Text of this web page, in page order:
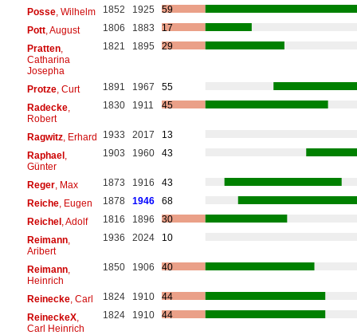
Posse, Wilhelm 1852 1925
59
Pott, August 1806 1883
17
Pratten,
Catharina
Josepha
1821 1895 29
Protze, Curt 1891 1967
55
Radecke,
Robert
1830 1911 45
Ragwitz, Erhard 1933 2017
13
Raphael,
Günter
1903 1960 43
Reger, Max 1873 1916
43
Reiche, Eugen 1878 1946
68
Reichel, Adolf 1816 1896
30
Reimann,
Aribert
1936 2024 10
Reimann,
Heinrich
1850 1906 40
Reinecke, Carl 1824 1910
44
ReineckeX,
Carl Heinrich
1824 1910 44